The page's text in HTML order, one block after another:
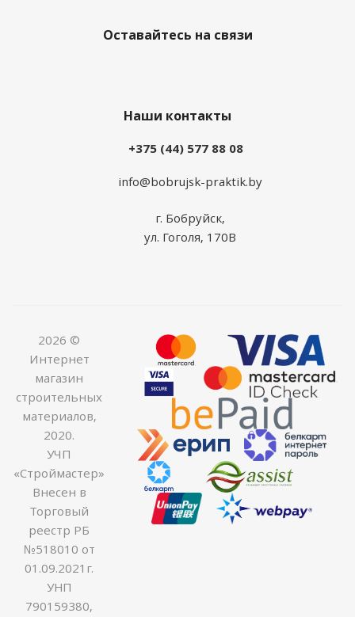
Оставайтесь на связи
Наши контакты
+375 (44) 577 88 08
info@bobrujsk-praktik.by
г. Бобруйск,
ул. Гоголя, 170В
2026 ©
Интернет
магазин
строительных
материалов,
2020.
УЧП
«Строймастер»
Внесен в
Торговый
реестр РБ
№518010 от
01.09.2021г.
УНП
790159380,